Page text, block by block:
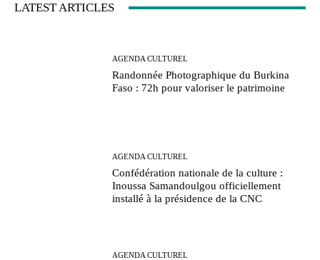
LATEST ARTICLES
AGENDA CULTUREL
Randonnée Photographique du Burkina
Faso : 72h pour valoriser le patrimoine
AGENDA CULTUREL
Confédération nationale de la culture :
Inoussa Samandoulgou officiellement
installé à la présidence de la CNC
AGENDA CULTUREL